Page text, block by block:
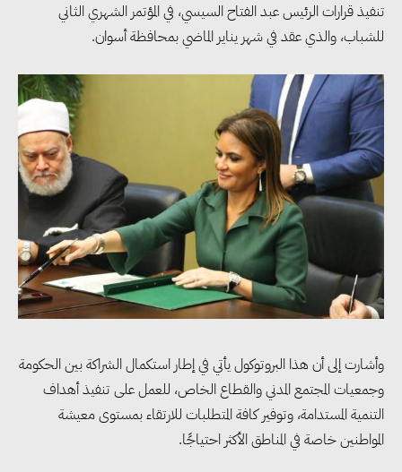
تنفيذ قرارات الرئيس عبد الفتاح السيسي، في المؤتمر الشهري الثاني
للشباب، والذي عقد في شهر يناير الماضي بمحافظة أسوان.
وأشارت إلى أن هذا البروتوكول يأتي في إطار استكمال الشراكة بين الحكومة
وجمعيات المجتمع المدني والقطاع الخاص، للعمل على تنفيذ أهداف
التنمية المستدامة، وتوفير كافة المتطلبات للارتقاء بمستوى معيشة
المواطنين خاصة في المناطق الأكثر احتياجًا.